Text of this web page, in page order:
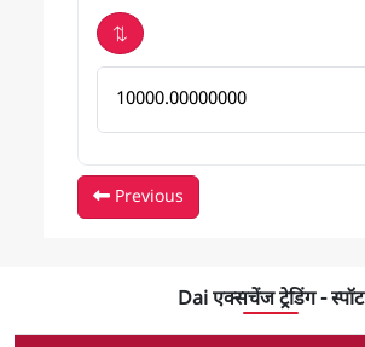
⇅
Previous
Dai एक्सचेंज ट्रेडिंग - स्पॉट